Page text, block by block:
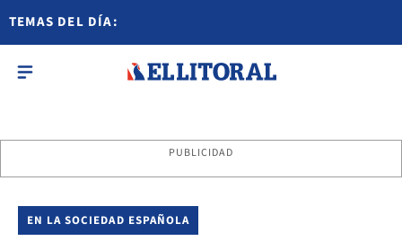
TEMAS DEL DÍA:
PUBLICIDAD
EN LA SOCIEDAD ESPAÑOLA